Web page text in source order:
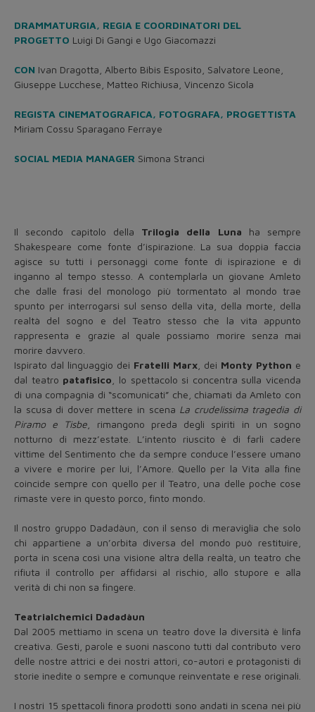
DRAMMATURGIA, REGIA E COORDINATORI DEL
PROGETTO Luigi Di Gangi e Ugo Giacomazzi
CON Ivan Dragotta, Alberto Bibis Esposito, Salvatore Leone,
Giuseppe Lucchese, Matteo Richiusa, Vincenzo Sicola
REGISTA CINEMATOGRAFICA, FOTOGRAFA, PROGETTISTA
Miriam Cossu Sparagano Ferraye
SOCIAL MEDIA MANAGER Simona Stranci
Il secondo capitolo della Trilogia della Luna ha sempre
Shakespeare come fonte d’ispirazione. La sua doppia faccia
agisce su tutti i personaggi come fonte di ispirazione e di
inganno al tempo stesso. A contemplarla un giovane Amleto
che dalle frasi del monologo più tormentato al mondo trae
spunto per interrogarsi sul senso della vita, della morte, della
realtà del sogno e del Teatro stesso che la vita appunto
rappresenta e grazie al quale possiamo morire senza mai
morire davvero.
Ispirato dal linguaggio dei Fratelli Marx , dei Monty Python e
dal teatro patafisico , lo spettacolo si concentra sulla vicenda
di una compagnia di “scomunicati” che, chiamati da Amleto con
la scusa di dover mettere in scena La crudelissima tragedia di
Piramo e Tisbe , rimangono preda degli spiriti in un sogno
notturno di mezz’estate. L’intento riuscito è di farli cadere
vittime del Sentimento che da sempre conduce l’essere umano
a vivere e morire per lui, l’Amore. Quello per la Vita alla fine
coincide sempre con quello per il Teatro, una delle poche cose
rimaste vere in questo porco, finto mondo.
Il nostro gruppo Dadadàun, con il senso di meraviglia che solo
chi appartiene a un’orbita diversa del mondo può restituire,
porta in scena così una visione altra della realtà, un teatro che
rifiuta il controllo per affidarsi al rischio, allo stupore e alla
verità di chi non sa fingere.
Teatrialchemici Dadadàun
Dal 2005 mettiamo in scena un teatro dove la diversità è linfa
creativa. Gesti, parole e suoni nascono tutti dal contributo vero
delle nostre attrici e dei nostri attori, co-autori e protagonisti di
storie inedite o sempre e comunque reinventate e rese originali.
I nostri 15 spettacoli finora prodotti sono andati in scena nei più